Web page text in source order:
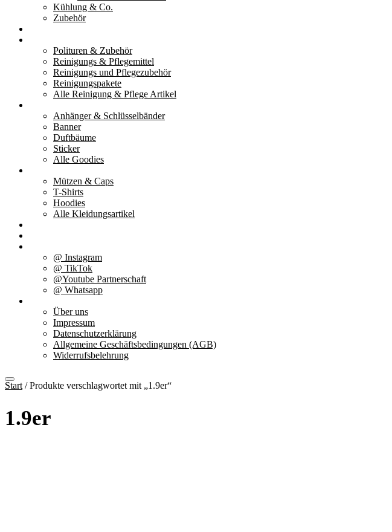
Kühlung & Co.
Zubehör
Polituren & Zubehör
Reinigungs & Pflegemittel
Reinigungs und Pflegezubehör
Reinigungspakete
Alle Reinigung & Pflege Artikel
Anhänger & Schlüsselbänder
Banner
Duftbäume
Sticker
Alle Goodies
Mützen & Caps
T-Shirts
Hoodies
Alle Kleidungsartikel
@ Instagram
@ TikTok
@Youtube Partnerschaft
@ Whatsapp
Über uns
Impressum
Datenschutzerklärung
Allgemeine Geschäftsbedingungen (AGB)
Widerrufsbelehrung
Start / Produkte verschlagwortet mit „1.9er“
1.9er